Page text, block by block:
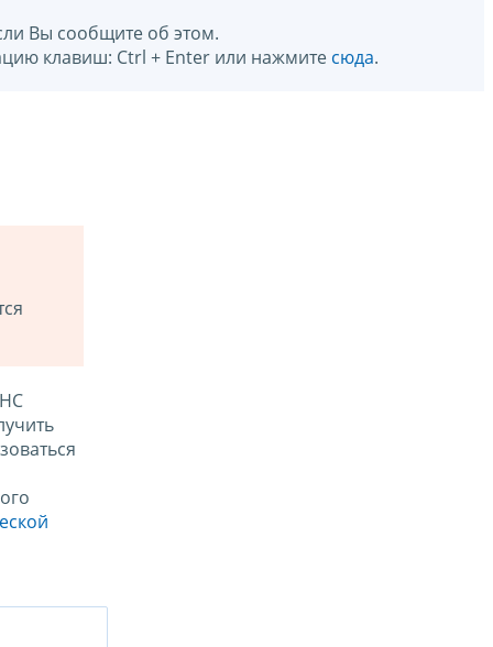
Вы сообщите об этом.
клавиш: Ctrl + Enter или нажмите сюда.